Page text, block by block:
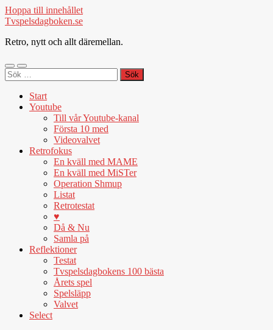
Hoppa till innehållet
Tvspelsdagboken.se
Retro, nytt och allt däremellan.
Slå
på/av
Slå
på/av
Sök
efter:
Start
Youtube
Till vår Youtube-kanal
Första 10 med
Videovalvet
Retrofokus
En kväll med MAME
En kväll med MiSTer
Operation Shmup
Listat
Retrotestat
♥
Då & Nu
Samla på
Reflektioner
Testat
Tvspelsdagbokens 100 bästa
Årets spel
Spelsläpp
Valvet
Select